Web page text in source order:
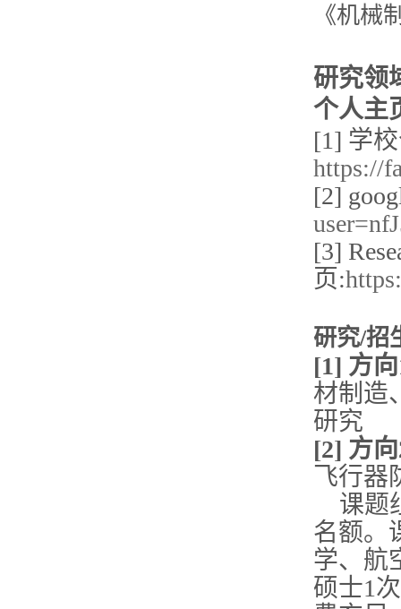
《机械
研究领
个人主
[1] 学
https://
[2]
[3]
页:
研究/招
[1] 方
材制造
研究
[2] 方向
飞行器
课题
名额。
学、航
硕士1